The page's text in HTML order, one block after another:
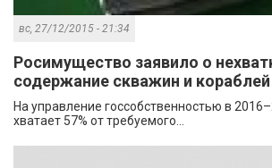
вс, 27/12/2015 - 21:34
Росимущество заявило о
содержание скважин и кораблей
На управление госсобственностью в
хватает 57% от требуемого...